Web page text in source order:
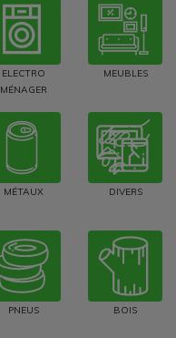
ELECTRO
MÉNAGER
MEUBLES
MÉTAUX DIVERS
PNEUS BOIS